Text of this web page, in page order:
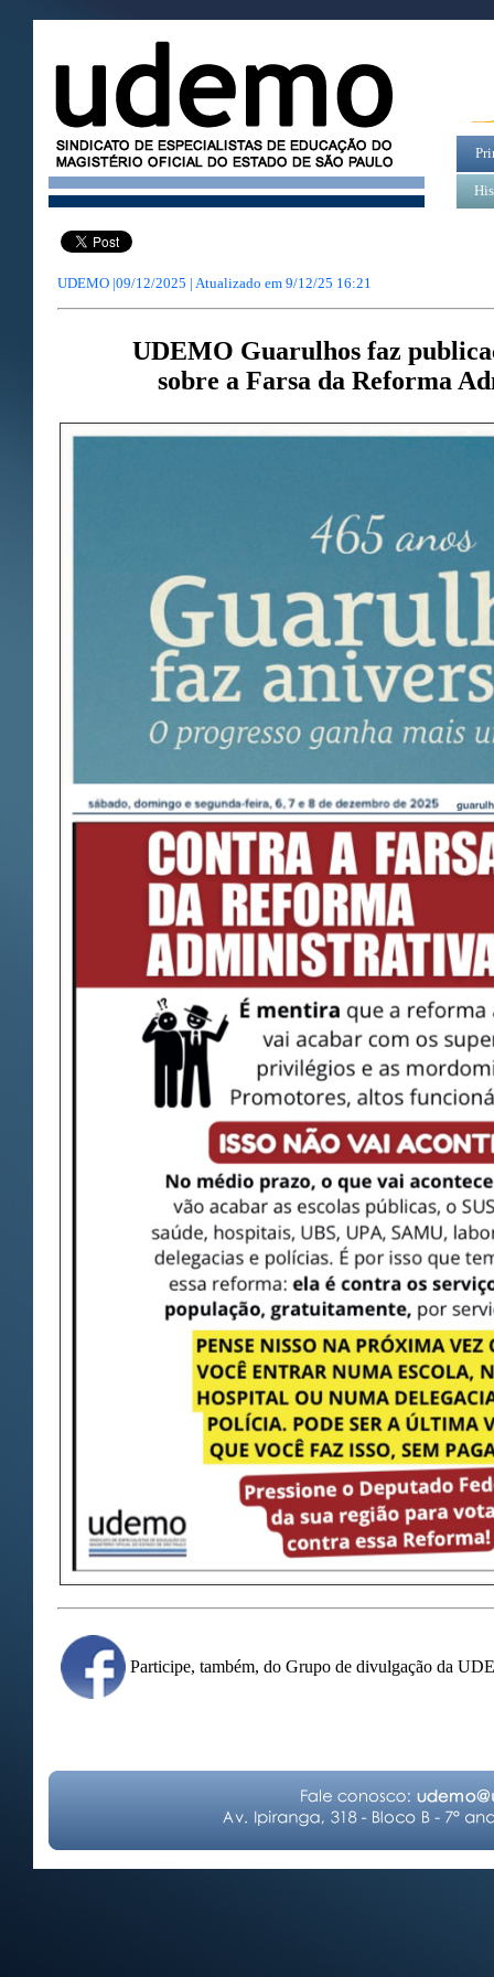
UDEMO |09/12/2025 | Atualizado em 9/12/25 16:21
UDEMO Guarulhos faz
sobre a Farsa da Reforma
Participe, também, do Grupo de divulgação da